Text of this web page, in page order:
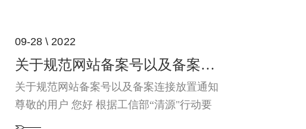
09-28 \ 2022
关于规范网站备案号以及备案连接放置通知
关于规范网站备案号以及备案连接放置通知
尊敬的用户 您好 根据工信部“清源"行动要
求，接通信管理局通知，要求各接入服务企